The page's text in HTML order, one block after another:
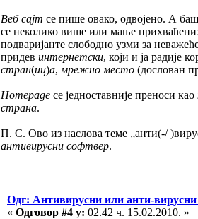
Веб сајт се пише овако, одвојено. А
се неколико више или мање
подваријанте слободно узми за
придев интернетски, који и ја радије
стран(иц)а, мрежно место (дослован
Homepage се једноставније преноси као
страна.
П. С. Ово из наслова теме „анти(-/
антивирусни софтвер.
Одг: Антивирусни или анти-вирусни
« Одговор #4 у: 02.42 ч. 15.02.2010. »